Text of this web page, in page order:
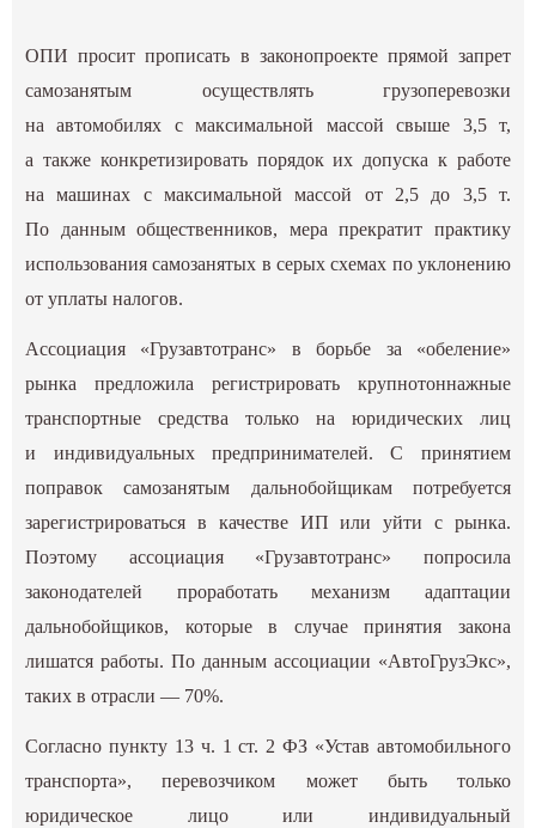
ОПИ просит прописать в законопроекте прямой запрет
самозанятым осуществлять грузоперевозки
на автомобилях с максимальной массой свыше 3,5 т,
а также конкретизировать порядок их допуска к работе
на машинах с максимальной массой от 2,5 до 3,5 т.
По данным общественников, мера прекратит практику
использования самозанятых в серых схемах по уклонению
от уплаты налогов.
Ассоциация «Грузавтотранс» в борьбе за «обеление»
рынка предложила регистрировать крупнотоннажные
транспортные средства только на юридических лиц
и индивидуальных предпринимателей. С принятием
поправок самозанятым дальнобойщикам потребуется
зарегистрироваться в качестве ИП или уйти с рынка.
Поэтому ассоциация «Грузавтотранс» попросила
законодателей проработать механизм адаптации
дальнобойщиков, которые в случае принятия закона
лишатся работы. По данным ассоциации «АвтоГрузЭкс»,
таких в отрасли — 70%.
Согласно пункту 13 ч. 1 ст. 2 ФЗ «Устав автомобильного
транспорта», перевозчиком может быть только
юридическое лицо или индивидуальный